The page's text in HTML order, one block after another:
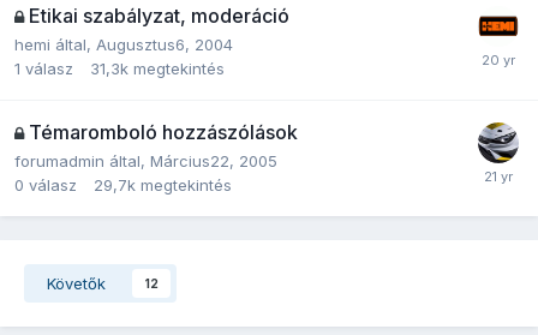
Etikai szabályzat, moderáció
hemi által, Augusztus6, 2004
1 válasz 31,3k megtekintés
Témaromboló hozzászólások
forumadmin által, Március22, 2005
0 válasz 29,7k megtekintés
Követők 12